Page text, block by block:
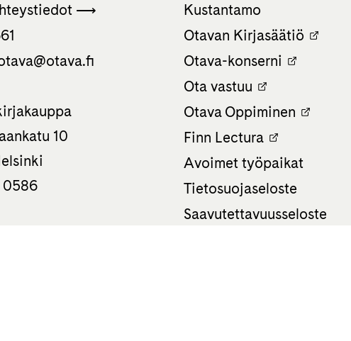
⟶
10
0586
Kustantamo
Otavan Kirjasäätiö
Otava-konserni
Ota vastuu
Otava Oppiminen
Finn Lectura
Avoimet työpaikat
Tietosuojaseloste
Saavutettavuusseloste